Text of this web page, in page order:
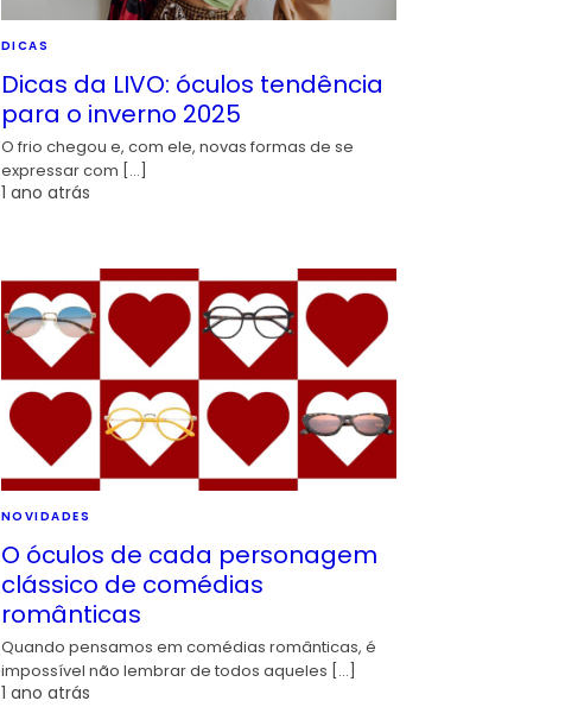
DICAS
Dicas da LIVO: óculos tendência
para o inverno 2025
O frio chegou e, com ele, novas formas de se
expressar com […]
1 ano atrás
NOVIDADES
O óculos de cada personagem
clássico de comédias
românticas
Quando pensamos em comédias românticas, é
impossível não lembrar de todos aqueles […]
1 ano atrás